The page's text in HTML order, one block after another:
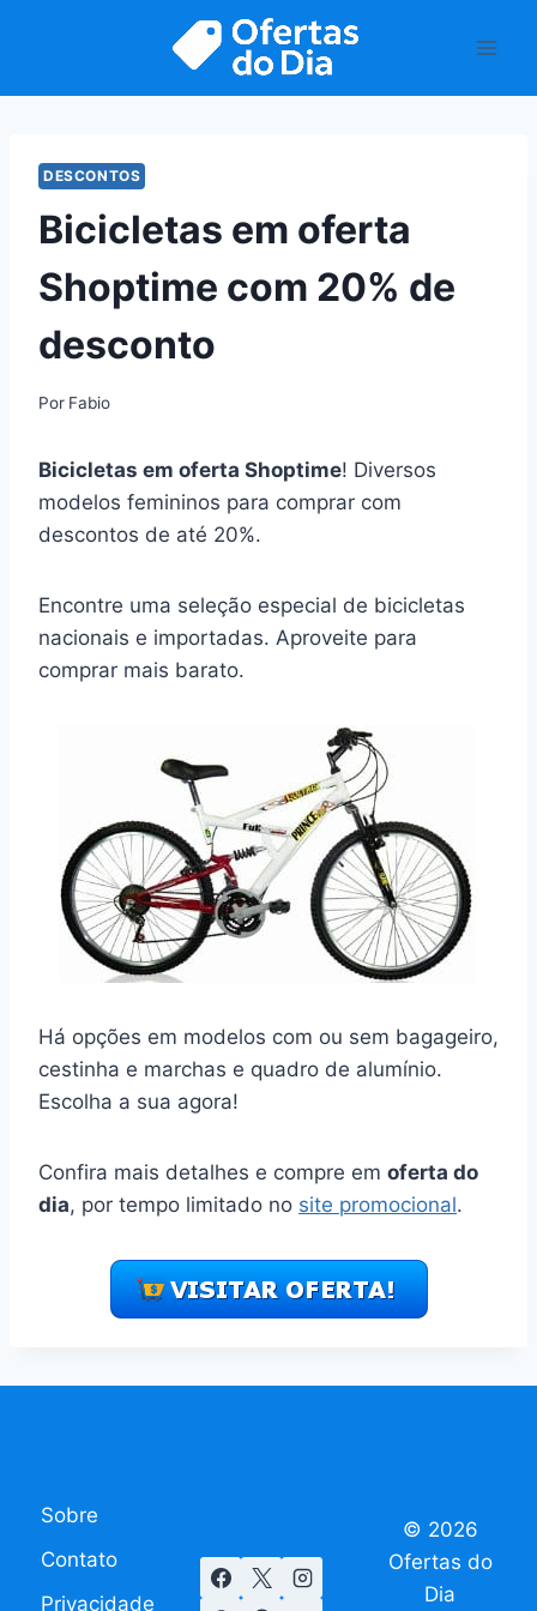
DESCONTOS
Bicicletas em oferta
Shoptime com 20% de
desconto
Por Fabio
Bicicletas em oferta Shoptime! Diversos
modelos femininos para comprar com
descontos de até 20%.
Encontre uma seleção especial de bicicletas
nacionais e importadas. Aproveite para
comprar mais barato.
Há opções em modelos com ou sem bagageiro,
cestinha e marchas e quadro de alumínio.
Escolha a sua agora!
Confira mais detalhes e compre em oferta do
dia, por tempo limitado no site promocional.
Sobre
Contato
Privacidade
© 2026
Ofertas do
Dia